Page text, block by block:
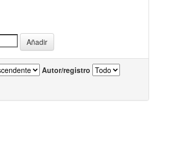
Autor/registro